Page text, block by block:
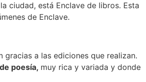
ciudad, está Enclave de libros. Esta
de Enclave.
a las ediciones que realizan.
poesía, muy rica y variada y donde